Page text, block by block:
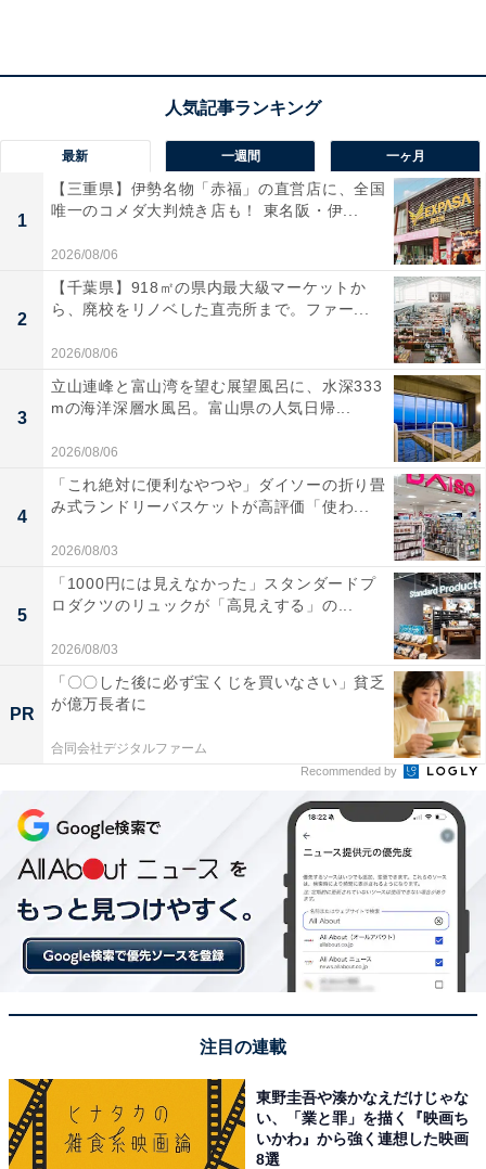
「舟形若あゆ温泉 清流センター」の口コミは？
「舟形若あゆ温泉 清流センター」には以下のような口コ
ミが寄せられています。
露天風呂から月山や葉山が一望できる絶景に感動し
ました。広々とした湯船でゆったりと山並みを眺め
ながら入浴できる贅沢な時間でした。
お湯はぬるぬるのアルカリ性で肌がつるつるになる
美肌の湯でした。サウナもあり、小国川のきらめく
川面を眺めながらのんびりできました。
食堂でいただいた鮎定食が絶品でした。温泉もお料
理も大満足で、テラスから眺める景色も格別でし
た。また家族で訪れたいと思います。
最新 一週間 一ヶ月
1
【三重県】伊勢名物「赤福」の直営店に、全国
唯一のコメダ大判焼き店も！ 東名阪・伊...
2026/08/06
2
【千葉県】918㎡の県内最大級マーケットか
ら、廃校をリノベした直売所まで。ファー...
2026/08/06
3
立山連峰と富山湾を望む展望風呂に、水深333
mの海洋深層水風呂。富山県の人気日帰...
2026/08/06
4
「これ絶対に便利なやつや」ダイソーの折り畳
み式ランドリーバスケットが高評価「使わ...
2026/08/03
5
「1000円には見えなかった」スタンダードプ
ロダクツのリュックが「高見えする」の...
2026/08/03
PR
「〇〇した後に必ず宝くじを買いなさい」貧乏
が億万長者に
合同会社デジタルファーム
Recommended by
注目の連載
東野圭吾や湊かなえだけじゃな
い、「業と罪」を描く『映画ち
いかわ』から強く連想した映画
8選